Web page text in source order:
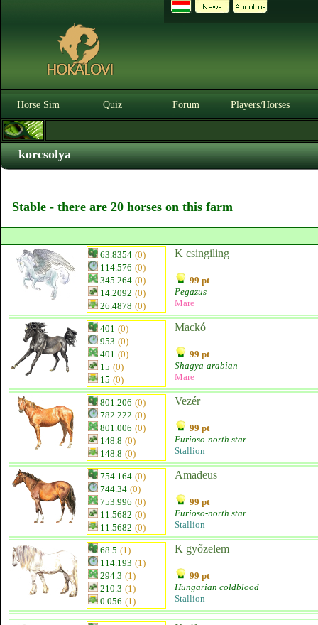
Horse Sim Quiz Forum Players/Horses
korcsolya
Stable - there are 20 horses on this farm
63.8354 (0)
114.576 (0)
345.264 (0)
14.2092 (0)
26.4878 (0)
K csingiling
99 pt
Pegazus
Mare
401 (0)
953 (0)
401 (0)
15 (0)
15 (0)
Mackó
99 pt
Shagya-arabian
Mare
801.206 (0)
782.222 (0)
801.006 (0)
148.8 (0)
148.8 (0)
Vezér
99 pt
Furioso-north star
Stallion
754.164 (0)
744.34 (0)
753.996 (0)
11.5682 (0)
11.5682 (0)
Amadeus
99 pt
Furioso-north star
Stallion
68.5 (1)
114.193 (1)
294.3 (1)
210.3 (1)
0.056 (1)
K győzelem
99 pt
Hungarian coldblood
Stallion